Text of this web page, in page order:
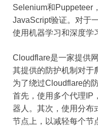
Selenium和Puppeteer
JavaScript验证。对于
使用机器学习和深度学
Cloudflare是一家提供
其提供的防护机制对于
为了绕过Cloudflare的
首先，使用多个代理IP
器人。其次，使用分布
节点上，以减轻每个节